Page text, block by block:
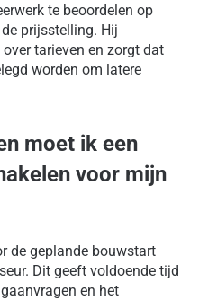
te beoordelen op
prijsstelling. Hij
tarieven en zorgt dat
worden om latere
moet ik een
voor mijn
de geplande bouwstart
Dit geeft voldoende tijd
en het